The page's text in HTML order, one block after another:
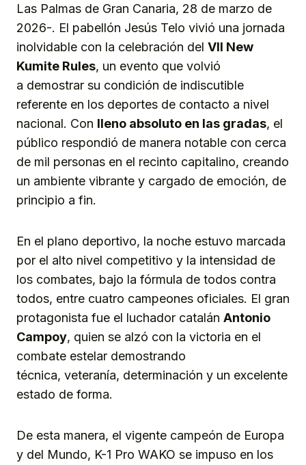
Las Palmas de Gran Canaria, 28 de marzo de
2026-. El pabellón Jesús Telo vivió una jornada
inolvidable con la celebración del VII New
Kumite Rules, un evento que volvió
a demostrar su condición de indiscutible
referente en los deportes de contacto a nivel
nacional. Con lleno absoluto en las gradas, el
público respondió de manera notable con cerca
de mil personas en el recinto capitalino, creando
un ambiente vibrante y cargado de emoción, de
principio a fin.
En el plano deportivo, la noche estuvo marcada
por el alto nivel competitivo y la intensidad de
los combates, bajo la fórmula de todos contra
todos, entre cuatro campeones oficiales. El gran
protagonista fue el luchador catalán Antonio
Campoy, quien se alzó con la victoria en el
combate estelar demostrando
técnica, veteranía, determinación y un excelente
estado de forma.
De esta manera, el vigente campeón de Europa
y del Mundo, K-1 Pro WAKO se impuso en los